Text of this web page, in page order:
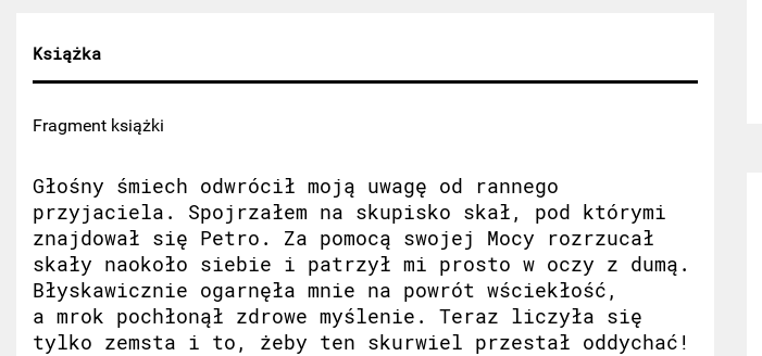
Książka
Fragment książki
Głośny śmiech odwrócił moją uwagę od rannego
przyjaciela. Spojrzałem na skupisko skał, pod którymi
znajdował się Petro. Za pomocą swojej Mocy rozrzucał
skały naokoło siebie i patrzył mi prosto w oczy z dumą.
Błyskawicznie ogarnęła mnie na powrót wściekłość,
a mrok pochłonął zdrowe myślenie. Teraz liczyła się
tylko zemsta i to, żeby ten skurwiel przestał oddychać!